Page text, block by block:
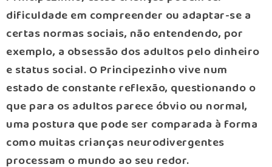
dificuldade em compreender ou adaptar-se a
certas normas sociais, não entendendo, por
exemplo, a obsessão dos adultos pelo dinheiro
e status social. O Principezinho vive num
estado de constante reflexão, questionando o
que para os adultos parece óbvio ou normal,
uma postura que pode ser comparada à forma
como muitas crianças neurodivergentes
processam o mundo ao seu redor.